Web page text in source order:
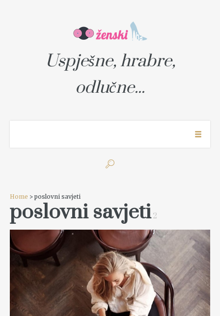
Uspješne, hrabre,
odlučne...
Home > poslovni savjeti
poslovni savjeti2
READ MORE